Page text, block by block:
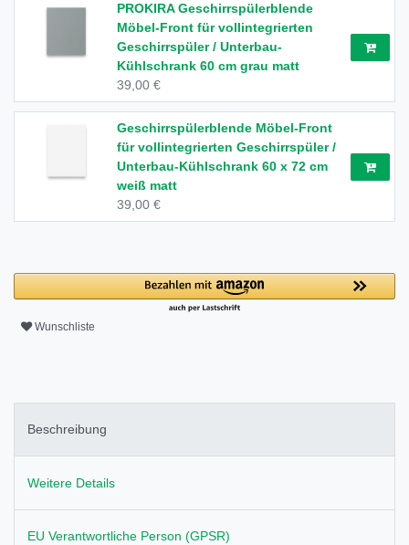
PROKIRA Geschirrspülerblende
Möbel-Front für vollintegrierten
Geschirrspüler / Unterbau-
Kühlschrank 60 cm grau matt
39,00 €
Geschirrspülerblende Möbel-Front
für vollintegrierten Geschirrspüler /
Unterbau-Kühlschrank 60 x 72 cm
weiß matt
39,00 €
Wunschliste
Beschreibung
Weitere Details
EU Verantwortliche Person (GPSR)